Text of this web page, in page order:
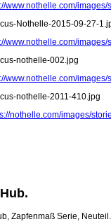
www.nothelle.com/
Nothelle-2015-09-27-
www.nothelle.com/
nothelle-002.jpg
www.nothelle.com/
nothelle-2011-410.jpg
nothelle.com/images/
Zapfenmaß Serie,